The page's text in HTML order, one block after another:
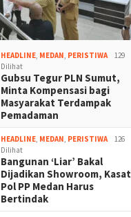
HEADLINE, MEDAN, PERISTIWA
129
Dilihat
Gubsu Tegur PLN Sumut,
Minta Kompensasi bagi
Masyarakat Terdampak
Pemadaman
HEADLINE, MEDAN, PERISTIWA
126
Dilihat
Bangunan ‘Liar’ Bakal
Dijadikan Showroom, Kasat
Pol PP Medan Harus
Bertindak